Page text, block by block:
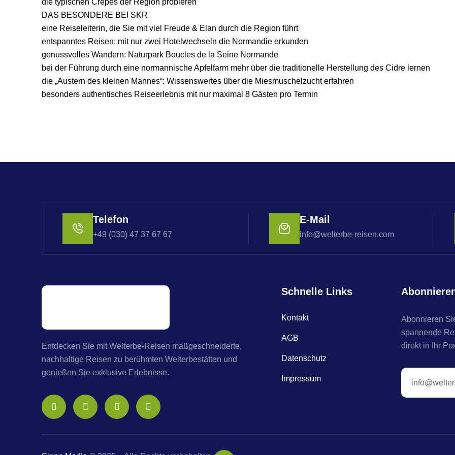
die typischen Crêpes der Region probieren
DAS BESONDERE BEI SKR
eine Reiseleiterin, die Sie mit viel Freude & Elan durch die Region führt
entspanntes Reisen: mit nur zwei Hotelwechseln die Normandie erkunden
genussvolles Wandern: Naturpark Boucles de la Seine Normande
bei der Führung durch eine normannische Apfelfarm mehr über die traditionelle Herstellung des Cidre lernen
die „Austern des kleinen Mannes“: Wissenswertes über die Miesmuschelzucht erfahren
besonders authentisches Reiseerlebnis mit nur maximal 8 Gästen pro Termin
Telefon
+49 (030) 47 37 67 67
E-Mail
info@welterbe-reisen.com
Entdecken Sie mit Welterbe-Reisen maßgeschneiderte,
nachhaltige Reisen zu berühmten Welterbestätten und
genießen Sie exklusive Erlebnisse.
Schnelle Links
Kontakt
AGB
Datenschutz
Impressum
Abonnieren
spannende
direkt in Ihr